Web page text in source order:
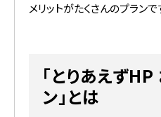
メリットがたくさんのプランで
「とりあえず
ン」とは